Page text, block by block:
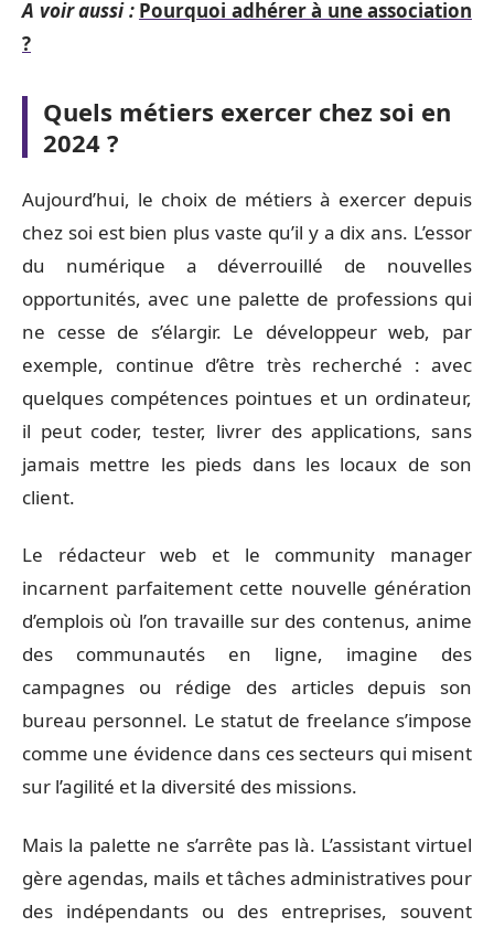
A voir aussi : Pourquoi adhérer à une association
?
Quels métiers exercer chez soi en
2024 ?
Aujourd’hui, le choix de métiers à exercer depuis
chez soi est bien plus vaste qu’il y a dix ans. L’essor
du numérique a déverrouillé de nouvelles
opportunités, avec une palette de professions qui
ne cesse de s’élargir. Le développeur web, par
exemple, continue d’être très recherché : avec
quelques compétences pointues et un ordinateur,
il peut coder, tester, livrer des applications, sans
jamais mettre les pieds dans les locaux de son
client.
Le rédacteur web et le community manager
incarnent parfaitement cette nouvelle génération
d’emplois où l’on travaille sur des contenus, anime
des communautés en ligne, imagine des
campagnes ou rédige des articles depuis son
bureau personnel. Le statut de freelance s’impose
comme une évidence dans ces secteurs qui misent
sur l’agilité et la diversité des missions.
Mais la palette ne s’arrête pas là. L’assistant virtuel
gère agendas, mails et tâches administratives pour
des indépendants ou des entreprises, souvent